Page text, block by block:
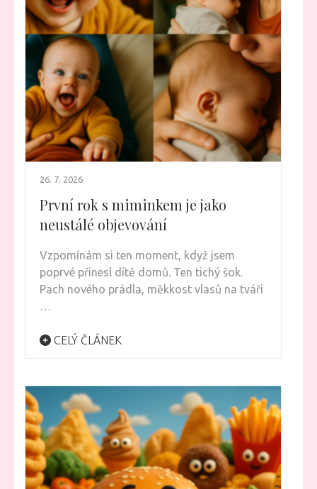
26. 7. 2026
První rok s miminkem je jako
neustálé objevování
Vzpomínám si ten moment, když jsem
poprvé přinesl dítě domů. Ten tichý šok.
Pach nového prádla, měkkost vlasů na tváři
…
CELÝ ČLÁNEK